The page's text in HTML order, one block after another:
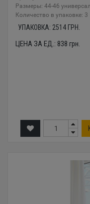
Размеры: 44-46
Количество в упаковке: 3
УПАКОВКА: 2514 ГРН.
ЦЕНА ЗА ЕД.: 838 грн.